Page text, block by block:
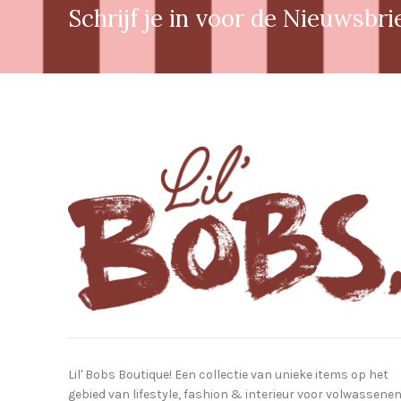
Schrijf je in voor de
Lil' Bobs Boutique! Een collectie van unieke items op het
gebied van lifestyle, fashion & interieur voor volwassenen